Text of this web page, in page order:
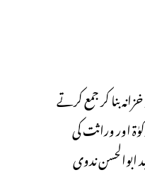
بنا کر جمع کرتے
اور وراثت کی
ابوالحسن ندوی